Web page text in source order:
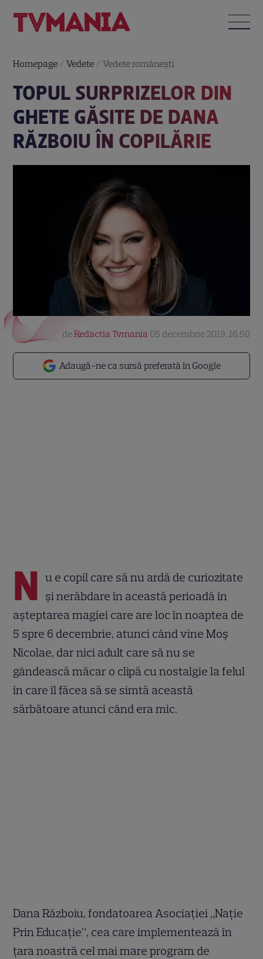
Homepage /Vedete /Vedete româneşti
TOPUL SURPRIZELOR DIN
GHETE GĂSITE DE DANA
RĂZBOIU ÎN COPILĂRIE
Adaugă-ne ca sursă preferată în Google
deRedactia Tvmania 05 decembrie 2019, 16:50
N u e copil care să nu ardă de curiozitate
și nerăbdare în această perioadă în
așteptarea magiei care are loc în noaptea de
5 spre 6 decembrie, atunci când vine Moș
Nicolae, dar nici adult care să nu se
gândească măcar o clipă cu nostalgie la felul
în care îl făcea să se simtă această
sărbătoare atunci când era mic.
Dana Războiu, fondatoarea Asociației „Nație
Prin Educație”, cea care implementează în
țara noastră cel mai mare program de